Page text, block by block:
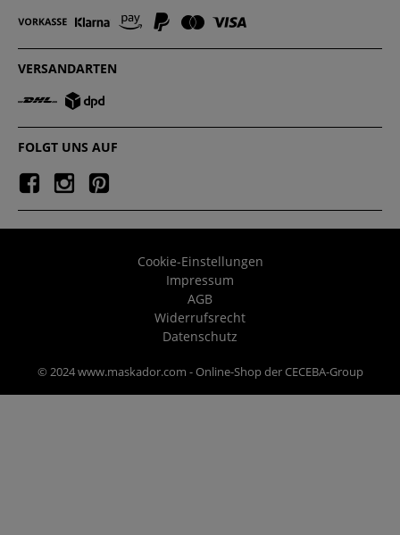
VERSANDARTEN
FOLGT UNS AUF
Cookie-Einstellungen
Impressum
AGB
Widerrufsrecht
Datenschutz
© 2024 www.maskador.com - Online-Shop der CECEBA-Group